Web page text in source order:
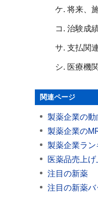
将来、
治験成
支払関
医療機
関連ページ
製薬企業の動
製薬企業の
製薬企業ラン
医薬品売上げ
注目の新薬
注目の新薬